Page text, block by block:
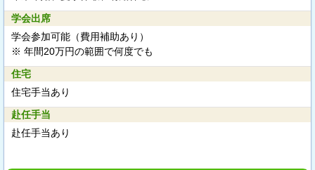
学会出席
学会参加可能（費用補助あり）
※ 年間20万円の範囲で何度でも
住宅
住宅手当あり
赴任手当
赴任手当あり